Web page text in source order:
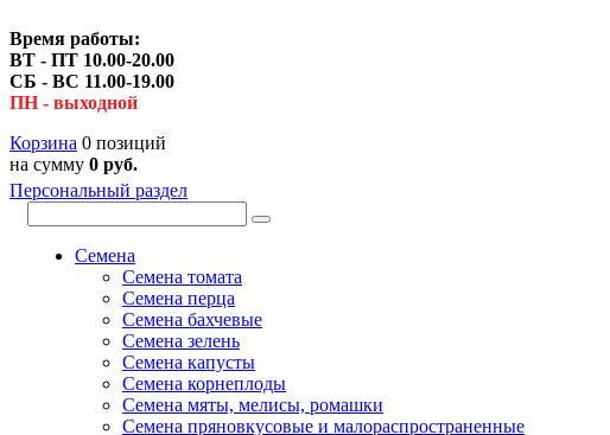
Время работы:
ВТ - ПТ 10.00-20.00
СБ - ВС 11.00-19.00
ПН - выходной
Корзина 0 позиций
на сумму 0 руб.
Персональный раздел
Семена
Семена томата
Семена перца
Семена бахчевые
Семена зелень
Семена капусты
Семена корнеплоды
Семена мяты, мелисы, ромашки
Семена пряновкусовые и малораспространенные